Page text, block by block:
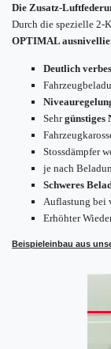
Die Zusatz-
Durch die spezielle 2-
OPTIMAL
Deutlich
Sehrgünstiges
Stossdämpfer
je nach
Schweres
Auflastung bei
Erhöhter
Beispieleinbau aus
Prüf-